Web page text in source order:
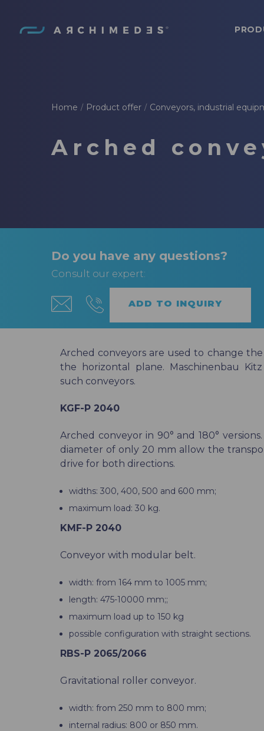
Home / Product offer / Conveyors, industrial
Arched
Do you have any questions?
Consult our expert:
Arched conveyors are used to change
the horizontal plane. Maschinenbau
such conveyors.
KGF-P 2040
Arched conveyor in 90° and 180°
diameter of only 20 mm allow the
drive for both directions.
widths: 300, 400, 500 and 600 mm;
maximum load: 30 kg.
KMF-P 2040
Conveyor with modular belt.
width: from 164 mm to 1005 mm;
length: 475-10000 mm;;
maximum load up to 150 kg
possible configuration with straight sections.
RBS-P 2065/2066
Gravitational roller conveyor.
width: from 250 mm to 800 mm;
internal radius: 800 or 850 mm.